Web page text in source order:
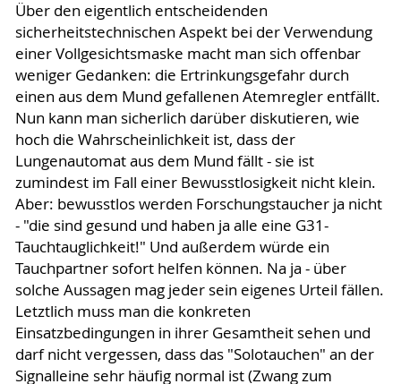
Über den eigentlich entscheidenden
sicherheitstechnischen Aspekt bei der Verwendung
einer Vollgesichtsmaske macht man sich offenbar
weniger Gedanken: die Ertrinkungsgefahr durch
einen aus dem Mund gefallenen Atemregler entfällt.
Nun kann man sicherlich darüber diskutieren, wie
hoch die Wahrscheinlichkeit ist, dass der
Lungenautomat aus dem Mund fällt - sie ist
zumindest im Fall einer Bewusstlosigkeit nicht klein.
Aber: bewusstlos werden Forschungstaucher ja nicht
- "die sind gesund und haben ja alle eine G31-
Tauchtauglichkeit!" Und außerdem würde ein
Tauchpartner sofort helfen können. Na ja - über
solche Aussagen mag jeder sein eigenes Urteil fällen.
Letztlich muss man die konkreten
Einsatzbedingungen in ihrer Gesamtheit sehen und
darf nicht vergessen, dass das "Solotauchen" an der
Signalleine sehr häufig normal ist (Zwang zum